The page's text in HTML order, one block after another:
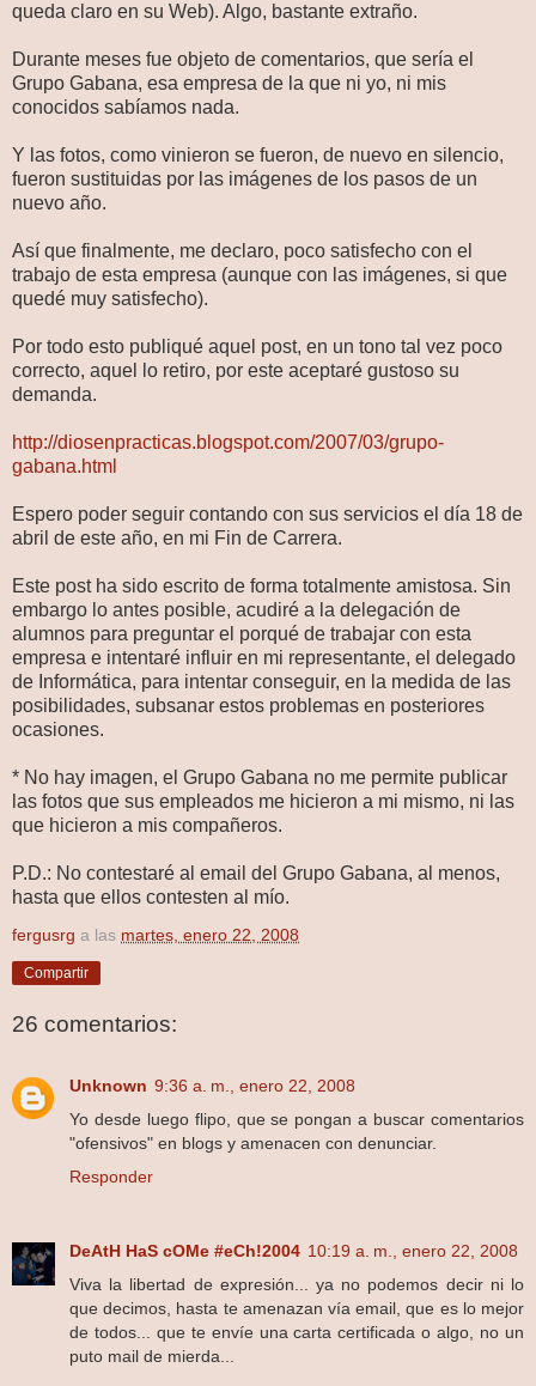
queda claro en su Web). Algo, bastante extraño.
Durante meses fue objeto de comentarios, que sería el
Grupo Gabana, esa empresa de la que ni yo, ni mis
conocidos sabíamos nada.
Y las fotos, como vinieron se fueron, de nuevo en silencio,
fueron sustituidas por las imágenes de los pasos de un
nuevo año.
Así que finalmente, me declaro, poco satisfecho con el
trabajo de esta empresa (aunque con las imágenes, si que
quedé muy satisfecho).
Por todo esto publiqué aquel post, en un tono tal vez poco
correcto, aquel lo retiro, por este aceptaré gustoso su
demanda.
http://diosenpracticas.blogspot.com/2007/03/grupo-
gabana.html
Espero poder seguir contando con sus servicios el día 18 de
abril de este año, en mi Fin de Carrera.
Este post ha sido escrito de forma totalmente amistosa. Sin
embargo lo antes posible, acudiré a la delegación de
alumnos para preguntar el porqué de trabajar con esta
empresa e intentaré influir en mi representante, el delegado
de Informática, para intentar conseguir, en la medida de las
posibilidades, subsanar estos problemas en posteriores
ocasiones.
* No hay imagen, el Grupo Gabana no me permite publicar
las fotos que sus empleados me hicieron a mi mismo, ni las
que hicieron a mis compañeros.
P.D.: No contestaré al email del Grupo Gabana, al menos,
hasta que ellos contesten al mío.
fergusrg a las martes, enero 22, 2008
Compartir
26 comentarios:
Unknown 9:36 a. m., enero 22, 2008
Yo desde luego flipo, que se pongan a buscar comentarios
"ofensivos" en blogs y amenacen con denunciar.
Responder
DeAtH HaS cOMe #eCh!2004 10:19 a. m., enero 22, 2008
Viva la libertad de expresión... ya no podemos decir ni lo
que decimos, hasta te amenazan vía email, que es lo mejor
de todos... que te envíe una carta certificada o algo, no un
puto mail de mierda...